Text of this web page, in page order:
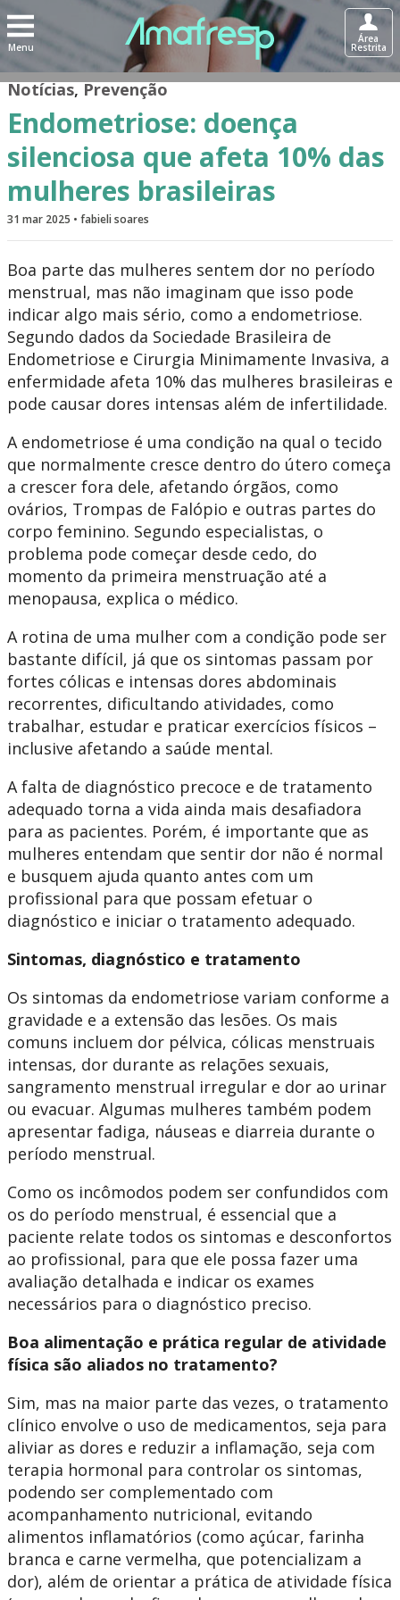
Menu
Área
Restrita
Notícias,Prevenção
Endometriose: doença
silenciosa que afeta 10% das
mulheres brasileiras
31 mar 2025 • fabieli soares
Boa parte das mulheres sentem dor no período
menstrual, mas não imaginam que isso pode
indicar algo mais sério, como a endometriose.
Segundo dados da Sociedade Brasileira de
Endometriose e Cirurgia Minimamente Invasiva, a
enfermidade afeta 10% das mulheres brasileiras e
pode causar dores intensas além de infertilidade.
A endometriose é uma condição na qual o tecido
que normalmente cresce dentro do útero começa
a crescer fora dele, afetando órgãos, como
ovários, Trompas de Falópio e outras partes do
corpo feminino. Segundo especialistas, o
problema pode começar desde cedo, do
momento da primeira menstruação até a
menopausa, explica o médico.
A rotina de uma mulher com a condição pode ser
bastante difícil, já que os sintomas passam por
fortes cólicas e intensas dores abdominais
recorrentes, dificultando atividades, como
trabalhar, estudar e praticar exercícios físicos –
inclusive afetando a saúde mental.
A falta de diagnóstico precoce e de tratamento
adequado torna a vida ainda mais desafiadora
para as pacientes. Porém, é importante que as
mulheres entendam que sentir dor não é normal
e busquem ajuda quanto antes com um
profissional para que possam efetuar o
diagnóstico e iniciar o tratamento adequado.
Sintomas, diagnóstico e tratamento
Os sintomas da endometriose variam conforme a
gravidade e a extensão das lesões. Os mais
comuns incluem dor pélvica, cólicas menstruais
intensas, dor durante as relações sexuais,
sangramento menstrual irregular e dor ao urinar
ou evacuar. Algumas mulheres também podem
apresentar fadiga, náuseas e diarreia durante o
período menstrual.
Como os incômodos podem ser confundidos com
os do período menstrual, é essencial que a
paciente relate todos os sintomas e desconfortos
ao profissional, para que ele possa fazer uma
avaliação detalhada e indicar os exames
necessários para o diagnóstico preciso.
Boa alimentação e prática regular de atividade
física são aliados no tratamento?
Sim, mas na maior parte das vezes, o tratamento
clínico envolve o uso de medicamentos, seja para
aliviar as dores e reduzir a inflamação, seja com
terapia hormonal para controlar os sintomas,
podendo ser complementado com
acompanhamento nutricional, evitando
alimentos inflamatórios (como açúcar, farinha
branca e carne vermelha, que potencializam a
dor), além de orientar a prática de atividade física